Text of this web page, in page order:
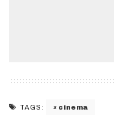
TAGS: cinema